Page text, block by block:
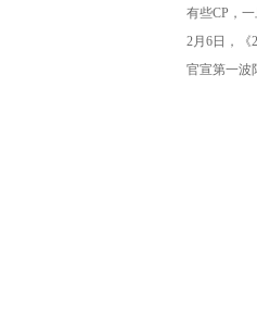
框《
有些CP，
2月6日，《
官宣第一波